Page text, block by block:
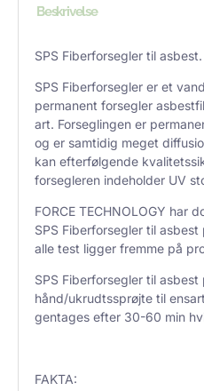
Beskrivelse
SPS Fiberforsegler til asbest.
SPS Fiberforsegler er et
permanent forsegler
art. Forseglingen er
og er samtidig meget
kan efterfølgende
forsegleren indeholder UV
FORCE TECHNOLOGY har
SPS Fiberforsegler til
alle test ligger fremme på
SPS Fiberforsegler til asbest
hånd/ukrudtssprøjte til
gentages efter 30-60 min
FAKTA: